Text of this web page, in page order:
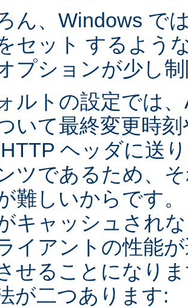
ん、Windows で
セット するよう
プションが少し
ルトの設定では
いて最終変更時
ヘッダに送
ツであるため、
難しいからです
キャッシュされ
イアントの性能
せることになり
が二つあります: